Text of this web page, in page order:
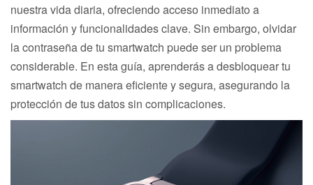
nuestra vida diaria, ofreciendo acceso inmediato a
información y funcionalidades clave. Sin embargo, olvidar
la contraseña de tu smartwatch puede ser un problema
considerable. En esta guía, aprenderás a desbloquear tu
smartwatch de manera eficiente y segura, asegurando la
protección de tus datos sin complicaciones.